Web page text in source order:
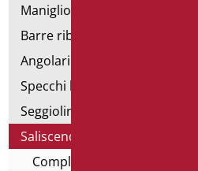
Maniglioni di sostegno
Barre ribaltabili e fisse
Angolari doccia e vasca
Specchi bagno
Seggiolini vasca e doccia
Saliscendi doccia di sostegno
Completo di doccia e flex